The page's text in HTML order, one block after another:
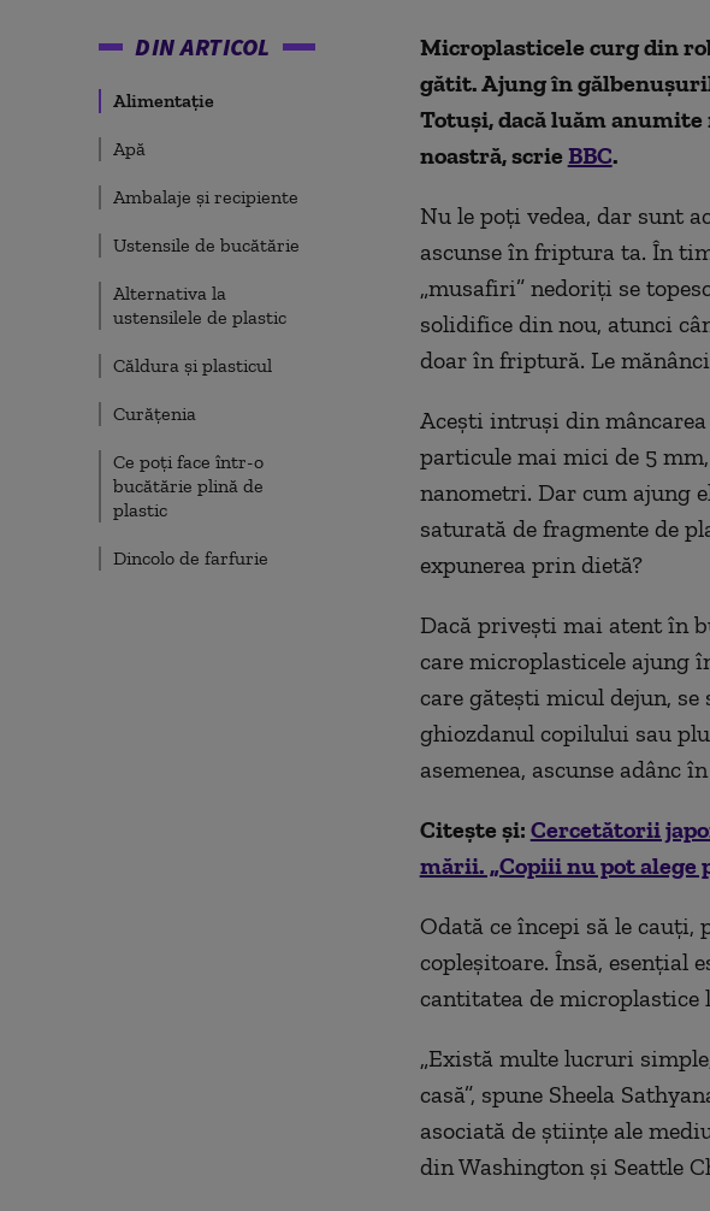
DIN ARTICOL
Alimentație
Apă
Ambalaje și recipiente
Ustensile de bucătărie
Alternativa la
ustensilele de plastic
Căldura și plasticul
Curățenia
Ce poți face într-o
bucătărie plină de
plastic
Dincolo de farfurie
Microplasticele curg din
gătit. Ajung în
Totuși, dacă luăm
noastră, scrie BBC.
Nu le poți vedea, dar sunt
ascunse în friptura ta. În
„musafiri” nedoriți se
solidifice din nou, atunci
doar în friptură. Le
Acești intruși din
particule mai mici de 5
nanometri. Dar cum ajung
saturată de fragmente de
expunerea prin dietă?
Dacă privești mai atent în
care microplasticele ajung
care gătești micul dejun,
ghiozdanul copilului sau
asemenea, ascunse adânc
Citește și: Cercetătorii
mării. „Copiii nu pot alege
Odată ce începi să le cauți,
copleșitoare. Însă, esențial
cantitatea de microplastice
„Există multe lucruri
casă”, spune Sheela
asociată de științe ale
din Washington și Seattle